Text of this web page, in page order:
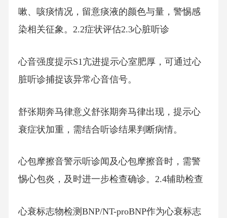
嗽、咳痰情况，留意痰液的颜色与量，警惕感
染相关征象。2.2症状评估2.3心脏听诊
心音强度提示S1亢进提示心室肥厚，可通过心
脏听诊捕捉该异常心音信号。
舒张期奔马律意义舒张期奔马律出现，提示心
衰症状加重，需结合听诊结果判断病情。
心包摩擦音警示听诊闻及心包摩擦音时，需警
惕心包炎，及时进一步检查确诊。2.4辅助检查
心衰标志物检测BNP/NT-proBNP作为心衰标志